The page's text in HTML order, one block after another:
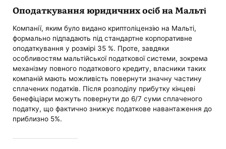
Оподаткування юридичних осіб на Мальті
Компанії, яким було видано криптоліцензію на Мальті,
формально підпадають під стандартне корпоративне
оподаткування у розмірі 35 %. Проте, завдяки
особливостям мальтійської податкової системи, зокрема
механізму повного податкового кредиту, власники таких
компаній мають можливість повернути значну частину
сплачених податків. Після розподілу прибутку кінцеві
бенефіціари можуть повернути до 6/7 суми сплаченого
податку, що фактично знижує податкове навантаження до
приблизно 5%.